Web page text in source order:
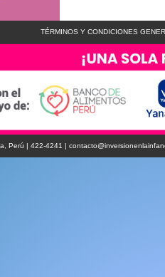
TÉRMINOS Y CONDICIONES
Perú | 422-4241 |